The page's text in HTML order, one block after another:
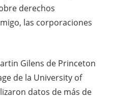
derechos
las corporaciones
Gilens de Princeton
de la University of
datos de más de